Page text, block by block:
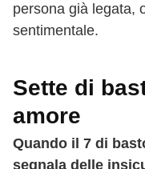
persona già legata,
sentimentale.
Sette di
amore
Quando il 7 di
segnala delle